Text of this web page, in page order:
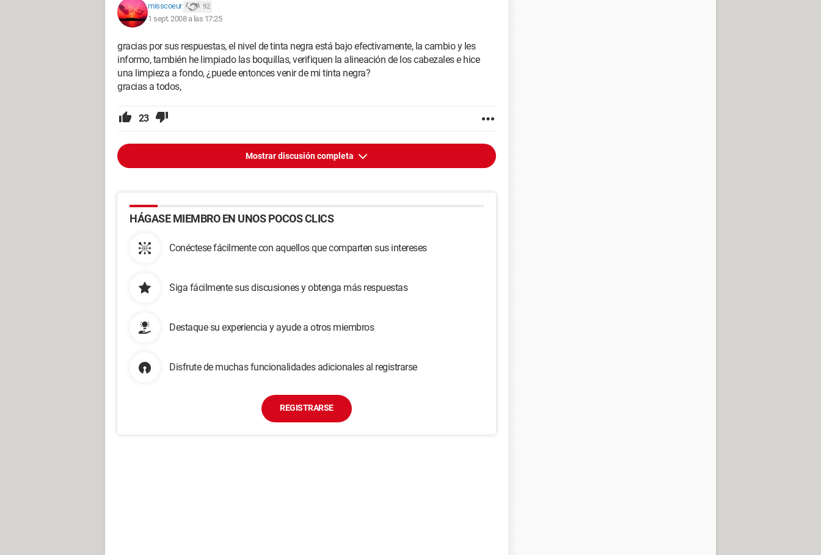
misscoeur 92
1 sept. 2008 a las 17:25
gracias por sus respuestas, el nivel de tinta negra está bajo efectivamente, la cambio y les
informo, también he limpiado las boquillas, verifiquen la alineación de los cabezales e hice
una limpieza a fondo, ¿puede entonces venir de mi tinta negra?
gracias a todos,
23
Mostrar discusión completa
HÁGASE MIEMBRO EN UNOS POCOS CLICS
Conéctese fácilmente con aquellos que comparten sus intereses
Siga fácilmente sus discusiones y obtenga más respuestas
Destaque su experiencia y ayude a otros miembros
Disfrute de muchas funcionalidades adicionales al registrarse
REGISTRARSE